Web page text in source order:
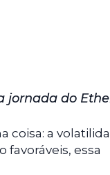
jornada do
coisa: a
essa